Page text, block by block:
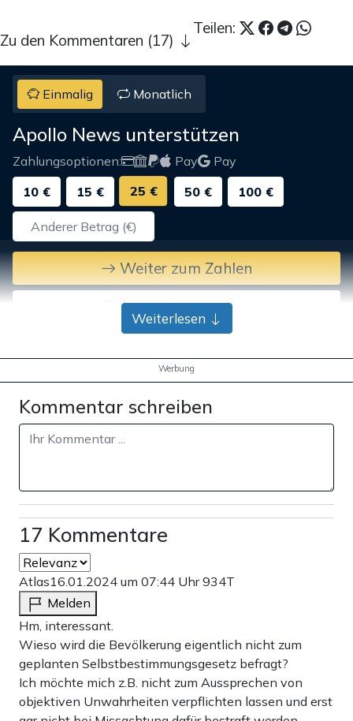
Teilen:
Zu den Kommentaren (17)
Einmalig Monatlich
Apollo News unterstützen
Zahlungsoptionen: Pay
Pay
10 €
15 € 25 € 50 € 100 €
Weiter zum Zahlen
Bank-Überweisung
Weiterlesen
Werbung
Kommentar schreiben
17 Kommentare
Atlas16.01.2024 um 07:44 Uhr934T
Melden
Hm, interessant.
Wieso wird die Bevölkerung eigentlich nicht zum
geplanten Selbstbestimmungsgesetz befragt?
Ich möchte mich z.B. nicht zum Aussprechen von
objektiven Unwahrheiten verpflichten lassen und erst